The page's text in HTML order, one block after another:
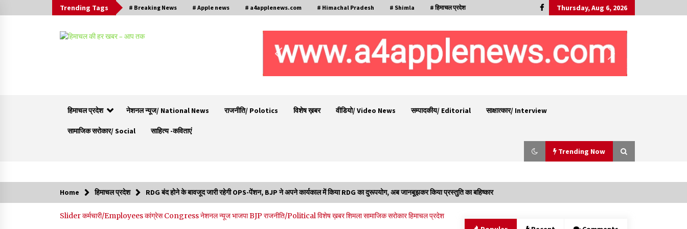
Trending Tags # Breaking News # Apple news # a4applenews.com # Himachal Pradesh # Shimla # हिमाचल प्रदेश Thursday, Aug 6, 2026
हिमाचल प्रदेश नेशनल न्यूज/ National News राजनीति/ Polotics विशेष ख़बर वीडियो/ Video News सम्पादकीय/ Editorial साक्षात्कार/ Interview
सामाजिक सरोकार/ Social साहित्य -कविताएं
Trending Now
सार्वजनिक करें: नरेश चौहान
नियमितीकरण, शिक्षा निदेशालय ने जारी किया स्पष्टीकरण
Home हिमाचल प्रदेश RDG बंद होने के बावजूद जारी रहेगी OPS-पेंशन, BJP ने अपने कार्यकाल में किया RDG का दुरूपयोग, अब जानबूझकर किया प्रस्तुति का बहिष्कार
Sliderकर्मचारी/Employeesकांग्रेस Congressनेशनल न्यूजभाजपा BJP राजनीति/Politicalविशेष ख़बरशिमलासामाजिक सरोकारहिमाचल प्रदेश